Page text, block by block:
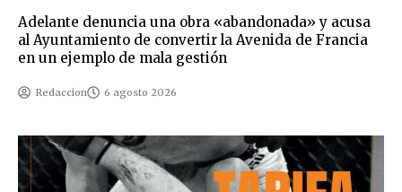
Adelante denuncia una obra «abandonada» y acusa
al Ayuntamiento de convertir la Avenida de Francia
en un ejemplo de mala gestión
Redaccion 6 agosto 2026